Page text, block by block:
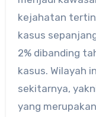
kejahatan
kasus
2% dibanding
kasus. Wilayah
sekitarnya,
yang